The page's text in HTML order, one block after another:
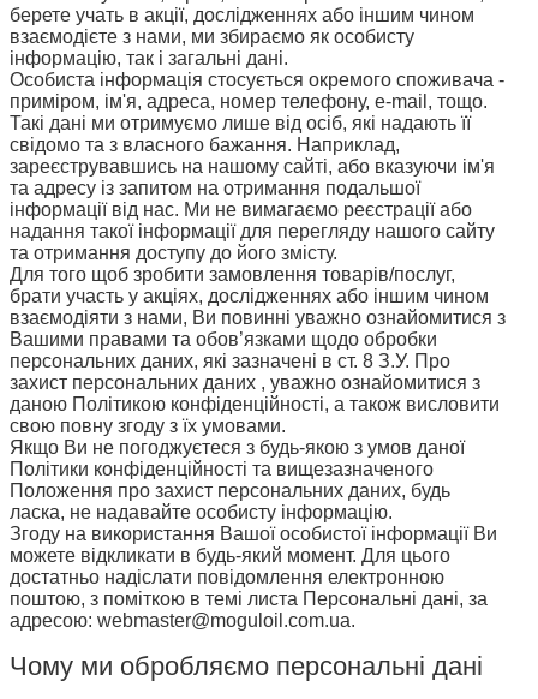
берете учать в акції, дослідженнях або іншим чином
взаємодієте з нами, ми збираємо як особисту
інформацію, так і загальні дані.
Особиста інформація стосується окремого споживача -
приміром, ім'я, адреса, номер телефону, e-mail, тощо.
Такі дані ми отримуємо лише від осіб, які надають її
свідомо та з власного бажання. Наприклад,
зареєструвавшись на нашому сайті, або вказуючи ім'я
та адресу із запитом на отримання подальшої
інформації від нас. Ми не вимагаємо реєстрації або
надання такої інформації для перегляду нашого сайту
та отримання доступу до його змісту.
Для того щоб зробити замовлення товарів/послуг,
брати участь у акціях, дослідженнях або іншим чином
взаємодіяти з нами, Ви повинні уважно ознайомитися з
Вашими правами та обов’язками щодо обробки
персональних даних, які зазначені в ст. 8 З.У. Про
захист персональних даних , уважно ознайомитися з
даною Політикою конфіденційності, а також висловити
свою повну згоду з їх умовами.
Якщо Ви не погоджуєтеся з будь-якою з умов даної
Політики конфіденційності та вищезазначеного
Положення про захист персональних даних, будь
ласка, не надавайте особисту інформацію.
Згоду на використання Вашої особистої інформації Ви
можете відкликати в будь-який момент. Для цього
достатньо надіслати повідомлення електронною
поштою, з поміткою в темі листа Персональні дані, за
адресою: webmaster@moguloil.com.ua.
Чому ми обробляємо персональні дані